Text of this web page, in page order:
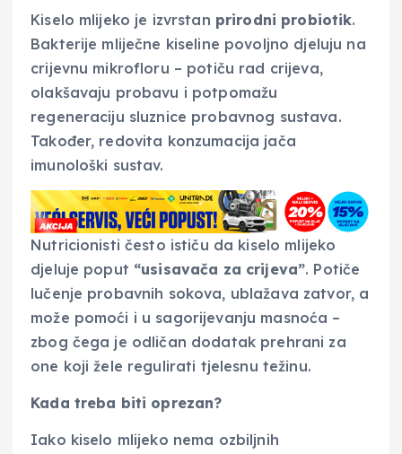
Kiselo mlijeko je izvrstan prirodni probiotik.
Bakterije mliječne kiseline povoljno djeluju na
crijevnu mikrofloru – potiču rad crijeva,
olakšavaju probavu i potpomažu
regeneraciju sluznice probavnog sustava.
Također, redovita konzumacija jača
imunološki sustav.
Nutricionisti često ističu da kiselo mlijeko
djeluje poput “usisavača za crijeva”. Potiče
lučenje probavnih sokova, ublažava zatvor, a
može pomoći i u sagorijevanju masnoća –
zbog čega je odličan dodatak prehrani za
one koji žele regulirati tjelesnu težinu.
Kada treba biti oprezan?
Iako kiselo mlijeko nema ozbiljnih